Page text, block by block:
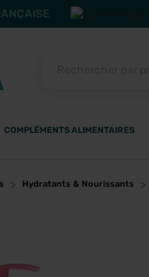
COMPLÉMENTS ALIMENTAIRES
Hydratants & Nourissants